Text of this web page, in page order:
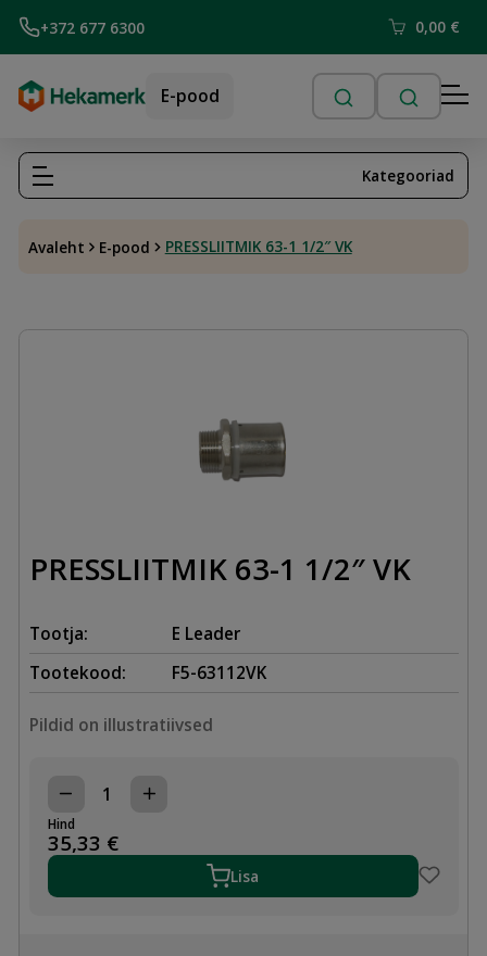
+372 677 6300 0,00 €
E-pood
Avaleht E-pood PRESSLIITMIK 63-1 1/2″ VK
Kategooriad
PRESSLIITMIK 63-1 1/2″ VK
Tootja:
E Leader
Tootekood:
F5-63112VK
Pildid on illustratiivsed
PRESSLIITMIK
63-
1
1/2"
kogus
Hind
35,33 €
Lisa